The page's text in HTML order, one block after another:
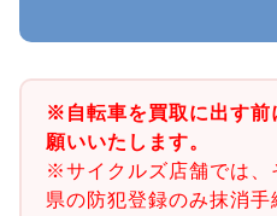
※自転車を買取に出す前
願いいたします。
※サイクルズ店舗では、
県の防犯登録のみ抹消手